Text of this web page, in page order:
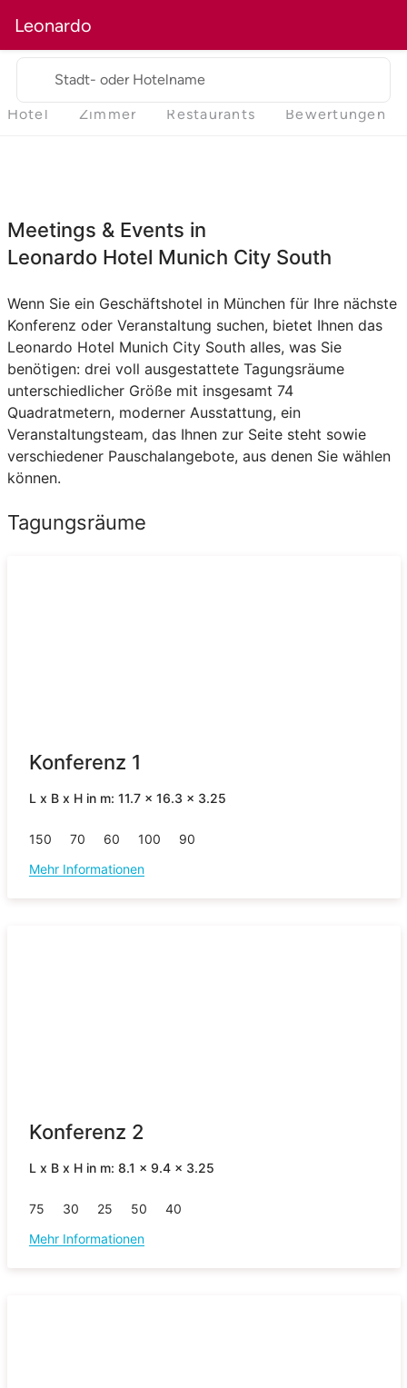
Leonardo
Stadt- oder Hotelname
Hotel Zimmer Restaurants Bewertungen
Meetings & Events in
Leonardo Hotel Munich City South
Wenn Sie ein Geschäftshotel in München für Ihre nächste
Konferenz oder Veranstaltung suchen, bietet Ihnen das
Leonardo Hotel Munich City South alles, was Sie
benötigen: drei voll ausgestattete Tagungsräume
unterschiedlicher Größe mit insgesamt 74
Quadratmetern, moderner Ausstattung, ein
Veranstaltungsteam, das Ihnen zur Seite steht sowie
verschiedener Pauschalangebote, aus denen Sie wählen
können.
Tagungsräume
Konferenz 1
L x B x H in m: 11.7 x 16.3 x 3.25
150 70 60 100
90
Mehr Informationen
Konferenz 2
L x B x H in m: 8.1 x 9.4 x 3.25
75 30 25 50
40
Mehr Informationen